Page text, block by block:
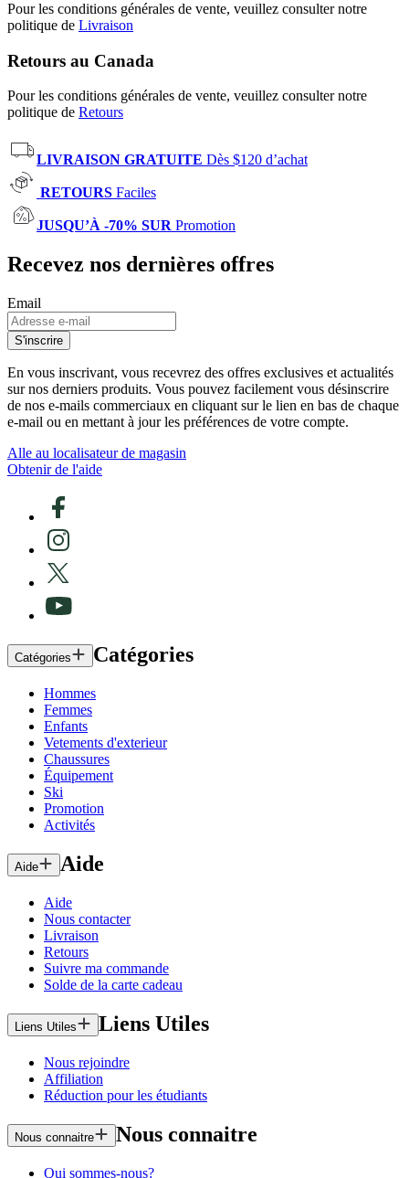
Pour les conditions générales de vente, veuillez consulter notre
politique de Livraison
Retours au Canada
Pour les conditions générales de vente, veuillez consulter notre
politique de Retours
LIVRAISON GRATUITE Dès $120 d’achat
RETOURS Faciles
JUSQU’À -70% SUR Promotion
Recevez nos dernières offres
Email
S'inscrire
En vous inscrivant, vous recevrez des offres exclusives et actualités
sur nos derniers produits. Vous pouvez facilement vous désinscrire
de nos e-mails commerciaux en cliquant sur le lien en bas de chaque
e-mail ou en mettant à jour les préférences de votre compte.
Alle au localisateur de magasin
Obtenir de l'aide
Catégories Catégories
Hommes
Femmes
Enfants
Vetements d'exterieur
Chaussures
Équipement
Ski
Promotion
Activités
Aide Aide
Aide
Nous contacter
Livraison
Retours
Suivre ma commande
Solde de la carte cadeau
Liens Utiles Liens Utiles
Nous rejoindre
Affiliation
Réduction pour les étudiants
Nous connaitre Nous connaitre
Qui sommes-nous?